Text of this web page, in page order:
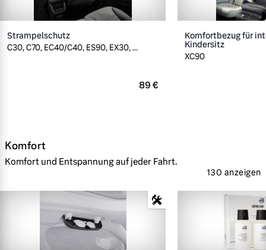
Strampelschutz
C30, C70, EC40/C40, ES90, EX30, ...
89 €
Komfortbezug für
Kindersitz
XC90
Komfort
Komfort und Entspannung auf jeder Fahrt.
130 anzeigen